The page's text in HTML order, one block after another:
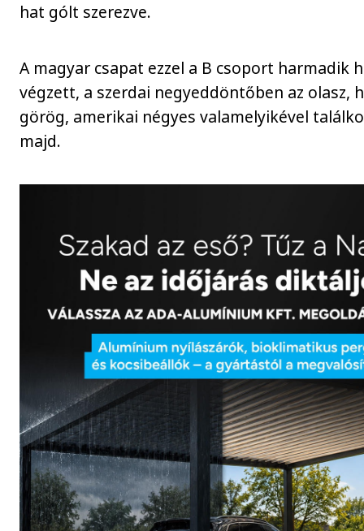
hat gólt szerezve.
A magyar csapat ezzel a B csoport harmadik
végzett, a szerdai negyeddöntőben az olasz,
görög, amerikai négyes valamelyikével
majd.